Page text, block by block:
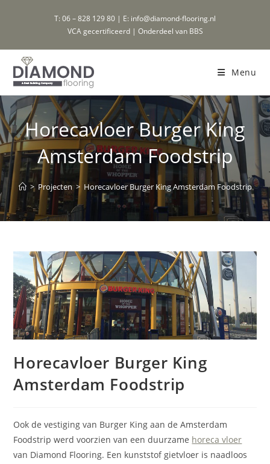
T: 06 – 828 129 80 | E: info@diamond-flooring.nl
VCA gecertificeerd | Onderdeel van BBS
Menu
Horecavloer Burger King
Amsterdam Foodstrip
> Projecten > Horecavloer Burger King Amsterdam Foodstrip
Horecavloer Burger King
Amsterdam Foodstrip
Ook de vestiging van Burger King aan de Amsterdam
Foodstrip werd voorzien van een duurzame horeca vloer
van Diamond Flooring. Een kunststof gietvloer is naadloos